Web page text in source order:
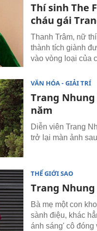
Thí sinh The
cháu gái
Thanh Trâm, nữ
thành tích giành
vào vòng loại của
VĂN HÓA - GIẢI TRÍ
Trang
năm
Diễn viên Trang
trở lại màn ảnh
THẾ GIỚI SAO
Trang
Bà mẹ một con
sành điệu, khác
ánh sáng' cô đóng